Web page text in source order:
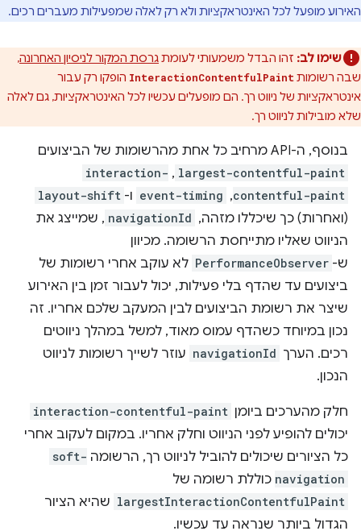
האירוע מופעל לכל האינטראקציות ולא רק לאלה שמפעילות מעברים רכים.
שימו לב: זהו הבדל משמעותי לעומתגרסת המקור לניסיון האחרונה,
שבה רשומות InteractionContentfulPaint הופקו רק עבור
אינטראקציות של ניווט רך. הם מופעלים עכשיו לכל האינטראקציות, גם לאלה
שלא מובילות לניווט רך.
בנוסף, ה-API מרחיב כל אחת מהרשומות של הביצועים
largest-contentful-paint
,
interaction-
contentful-paint
,
event-timing ו- layout-shift
(ואחרות) כך שיכללו מזהה, navigationId , שמייצג את
הניווט שאליו מתייחסת הרשומה. מכיוון
ש- PerformanceObserver לא עוקב אחרי רשומות של
ביצועים עד שהדף בלי פעילות, יכול לעבור זמן בין האירוע
שיצר את רשומת הביצועים לבין המעקב שלכם אחריו. זה
נכון במיוחד כשהדף עמוס מאוד, למשל במהלך ניווטים
רכים. הערך navigationId עוזר לשייך רשומות לניווט
הנכון.
חלק מהערכים ביומן interaction-contentful-paint
יכולים להופיע לפני הניווט וחלק אחריו. במקום לעקוב אחרי
כל הציורים שיכולים להוביל לניווט רך, הרשומה soft-
navigation כוללת רשומה של
largestInteractionContentfulPaint שהיא הציור
הגדול ביותר שנראה עד עכשיו.